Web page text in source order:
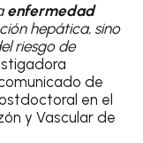
enfermedad
hepática, sino
riesgo de
de
en el
y Vascular de